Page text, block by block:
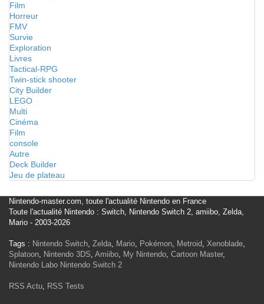
Film
Horreur
FMV
Survie
Exploration
Livres
Tactical-RPG
Twin-stick shooter
City Builder
LEGO
Multi
Cinéma
Film
console
Autre
Deck Builder
Jeu de plateau
Nintendo-master.com, toute l'actualité Nintendo en France
Toute l'actualité Nintendo : Switch, Nintendo Switch 2, amiibo, Zelda,
Mario - 2003-2026
Tags : Nintendo Switch, Zelda, Mario, Pokémon, Metroid, Xenoblade,
Splatoon, Nintendo 3DS, Amiibo, My Nintendo, Cartoon Master,
Nintendo Labo Nintendo Switch 2
RSS Actu, RSS Tests